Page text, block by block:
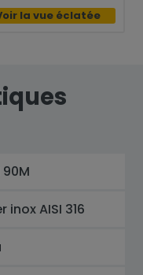
la vue éclatée
90M
inox AISI 316